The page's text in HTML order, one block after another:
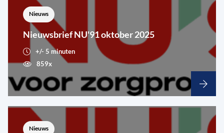
Nieuwsbrief NU'91 oktober 2025
Nieuws
+/- 5 minuten
859x
Nieuws